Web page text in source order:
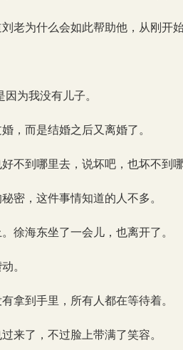
老为什么会如此帮助他，从刚开
为我没有儿子。
，而是结婚之后又离婚了。
不到哪里去，说坏吧，也坏不到
密，这件事情知道的人不多。
徐海东坐了一会儿，也离开了。
。
拿到手里，所有人都在等待着。
来了，不过脸上带满了笑容。